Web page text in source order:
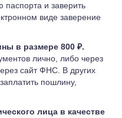
паспорта и заверить
виде заверение
в размере 800 ₽.
лично, либо через
сайт ФНС. В других
пошлину,
лица в качестве